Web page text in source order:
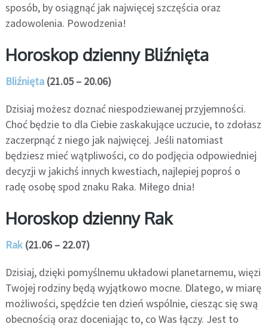
sposób, by osiągnąć jak najwięcej szczęścia oraz
zadowolenia. Powodzenia!
Horoskop dzienny Bliźnięta
Bliźnięta(21.05 – 20.06)
Dzisiaj możesz doznać niespodziewanej przyjemności.
Choć będzie to dla Ciebie zaskakujące uczucie, to zdołasz
zaczerpnąć z niego jak najwięcej. Jeśli natomiast
będziesz mieć wątpliwości, co do podjęcia odpowiedniej
decyzji w jakichś innych kwestiach, najlepiej poproś o
radę osobę spod znaku Raka. Miłego dnia!
Horoskop dzienny Rak
Rak(21.06 – 22.07)
Dzisiaj, dzięki pomyślnemu układowi planetarnemu, więzi
Twojej rodziny będą wyjątkowo mocne. Dlatego, w miarę
możliwości, spędźcie ten dzień wspólnie, ciesząc się swą
obecnością oraz doceniając to, co Was łączy. Jest to